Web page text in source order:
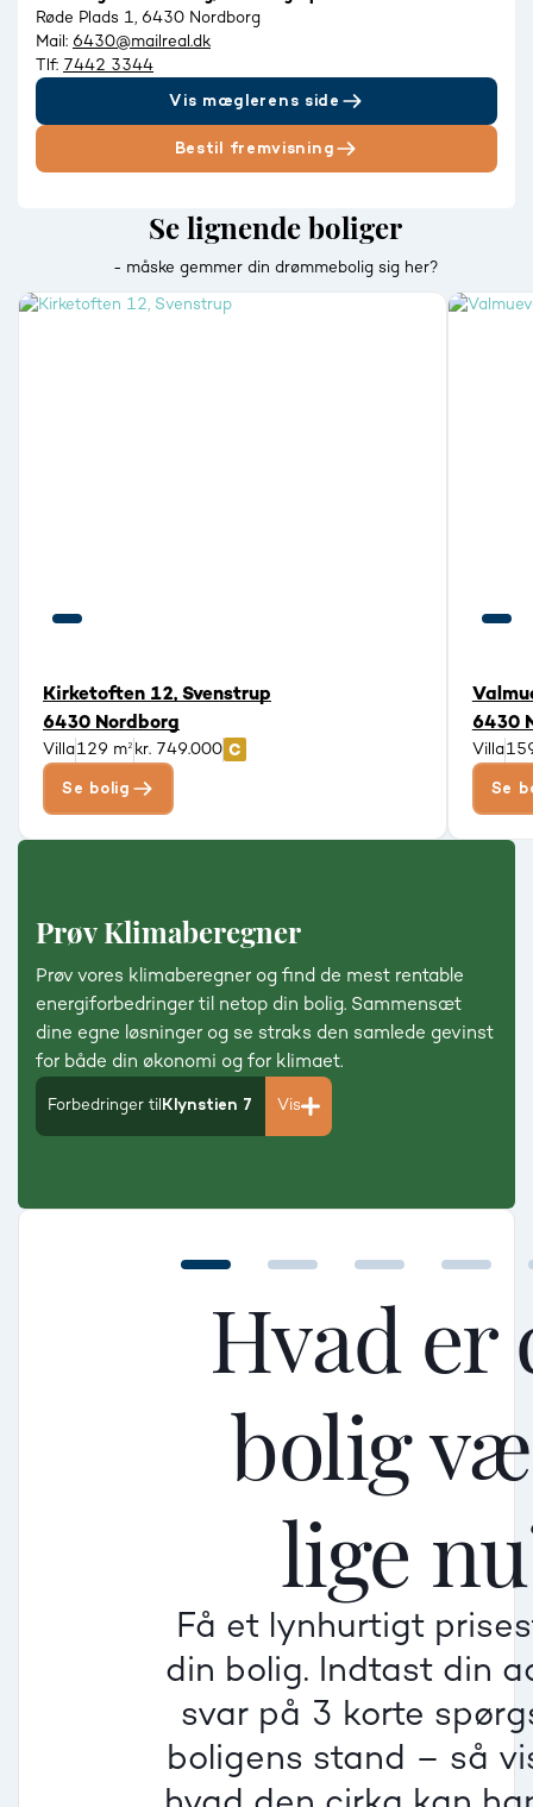
Røde Plads 1, 6430 Nordborg
Mail: 6430@mailreal.dk
Tlf: 7442 3344
Vis mæglerens side
Bestil fremvisning
Se lignende boliger
- måske gemmer din drømmebolig sig her?
Kirketoften 12, Svenstrup
6430 Nordborg
Villa129 m² kr. 749.000
Se bolig
6430
Villa
Se
Prøv Klimaberegner
Prøv vores klimaberegner og find de mest rentable
energiforbedringer til netop din bolig. Sammensæt
dine egne løsninger og se straks den samlede gevinst
for både din økonomi og for klimaet.
Forbedringer til Klynstien 7 Vis
Hvad er
bolig
lige
Få et lynhurtigt
din bolig. Indtast din
svar på 3 korte
boligens stand – så
Dårlig
Mindre god
Mellem
Dårlig
Mindre god
Mellem
Dårlig
Mindre god
Mellem
Villa
Beregner pris